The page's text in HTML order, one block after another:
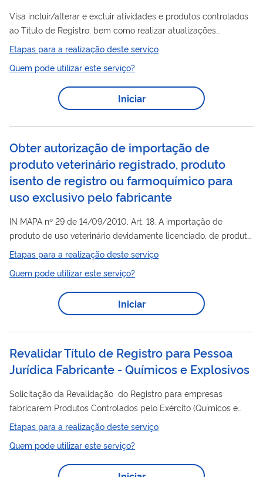
Visa incluir/alterar e excluir atividades e produtos controlados
ao Título de Registro, bem como realizar atualizações
cadastrais.
Etapas para a realização deste serviço
Quem pode utilizar este serviço?
Iniciar
Obter autorização de importação de
produto veterinário registrado, produto
isento de registro ou farmoquímico para
uso exclusivo pelo fabricante
IN MAPA nº 29 de 14/09/2010, Art. 18. A importação de
produto de uso veterinário devidamente licenciado, de produto
dispensado da obrigatoriedade de registro ou de
dispensada de autorização prévia, antes do embarque, e
estará sujeita ao deferimento do LI no SISCOMEX, após a
conferência documental, fiscalização e inspeção sanitária,
Etapas para a realização deste serviço
Quem pode utilizar este serviço?
Iniciar
Revalidar Título de Registro para Pessoa
Jurídica Fabricante - Químicos e Explosivos
Solicitação da Revalidação do Registro para empresas
fabricarem Produtos Controlados pelo Exército (Químicos e
Explosivos).
Etapas para a realização deste serviço
Quem pode utilizar este serviço?